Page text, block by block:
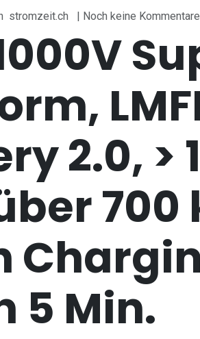
stromzeit.ch | Noch keine Kommentare
2.0, >
700
5 Min.